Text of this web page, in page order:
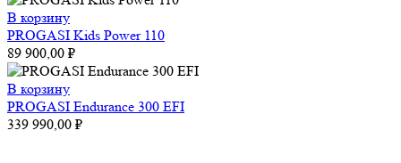
В корзину
PROGASI Kids Power 110
89 900,00 ₽
В корзину
PROGASI Endurance 300 EFI
339 990,00 ₽